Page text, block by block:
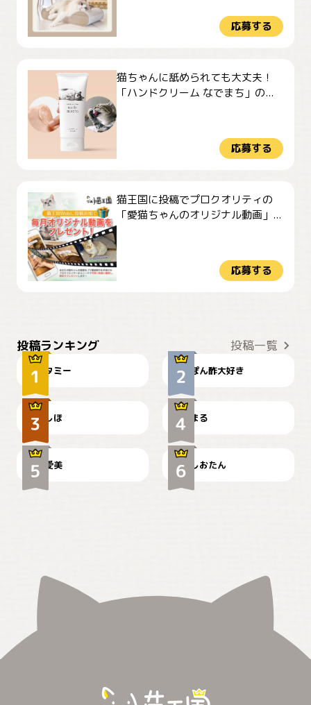
応募する
猫ちゃんに舐められても大丈夫！
「ハンドクリーム なでまち」の...
応募する
猫王国に投稿でプロクオリティの
「愛猫ちゃんのオリジナル動画」...
応募する
投稿ランキング 投稿一覧
タミー ぽん酢大好き
お弁当になりたいにゃ😽
しほ
🤦‍♀️
まる
かわいい毛玉つき
爱美
暑い日が続くにゃ
しおたん